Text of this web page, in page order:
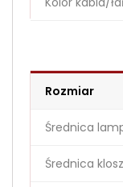
Rozmiar
Średnica
Średnica